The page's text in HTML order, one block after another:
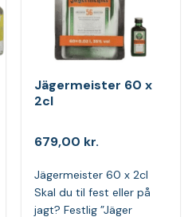
kr..
Jägermeister 60 x
2cl
679,00 kr.
Jägermeister 60 x 2cl
Skal du til fest eller på
jagt? Festlig ”Jäger